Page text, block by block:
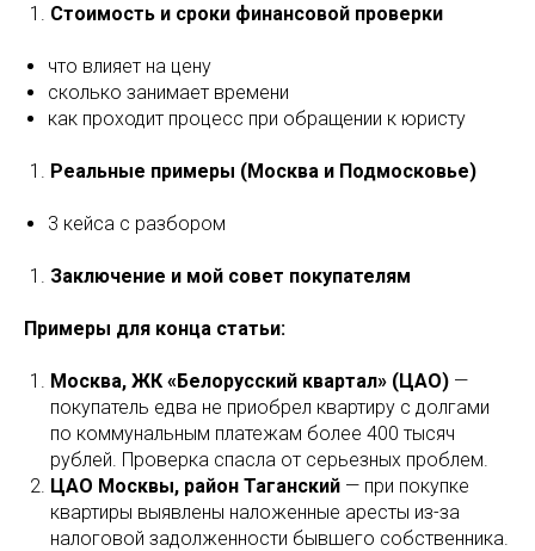
Стоимость и сроки финансовой проверки
что влияет на цену
сколько занимает времени
как проходит процесс при обращении к юристу
Реальные примеры (Москва и Подмосковье)
3 кейса с разбором
Заключение и мой совет покупателям
Примеры для конца статьи:
Москва, ЖК «Белорусский квартал» (ЦАО) —
покупатель едва не приобрел квартиру с долгами
по коммунальным платежам более 400 тысяч
рублей. Проверка спасла от серьезных проблем.
ЦАО Москвы, район Таганский — при покупке
квартиры выявлены наложенные аресты из-за
налоговой задолженности бывшего собственника.